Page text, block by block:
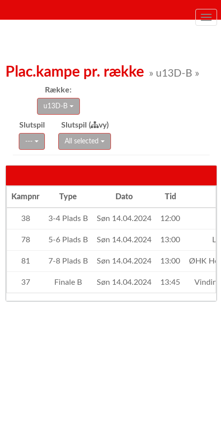
Plac.kampe pr. række » u13D-B »
Række:
u13D-B
Slutspil Slutspil ( vy)
--- All selected
Kampnr Type Dato Tid
38 3-4 Plads B Søn 14.04.2024 12:00
78 5-6 Plads B Søn 14.04.2024 13:00
81 7-8 Plads B Søn 14.04.2024 13:00 ØHK
37 Finale B Søn 14.04.2024 13:45